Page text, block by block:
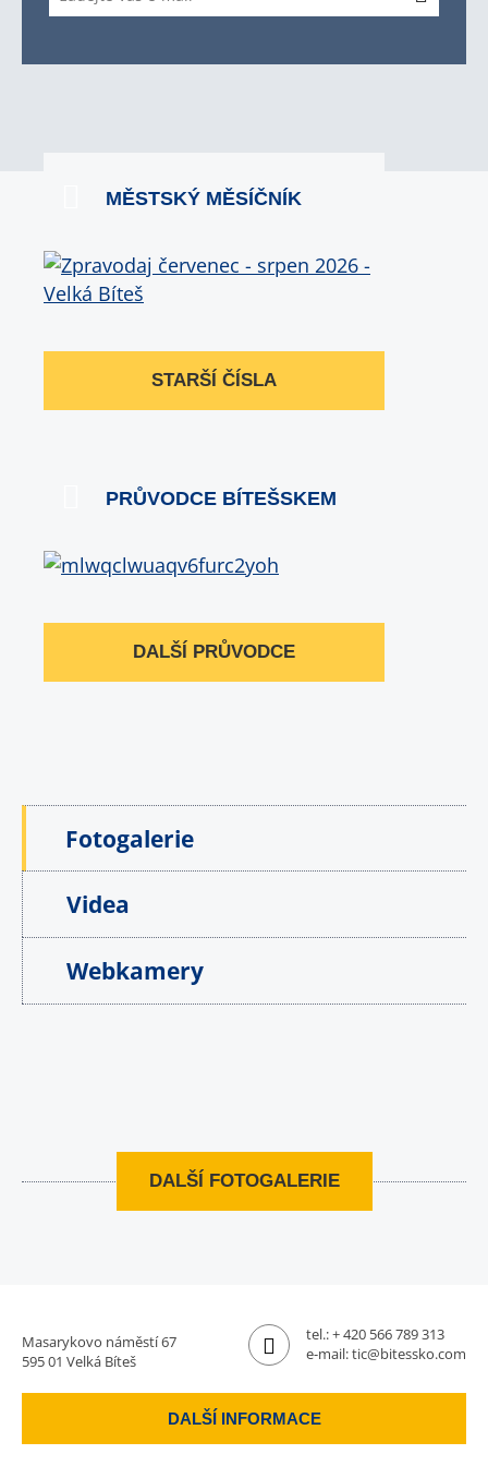
MĚSTSKÝ MĚSÍČNÍK
STARŠÍ ČÍSLA
PRŮVODCE BÍTEŠSKEM
DALŠÍ PRŮVODCE
Fotogalerie
Videa
Webkamery
DALŠÍ FOTOGALERIE
Masarykovo náměstí 67
595 01 Velká Bíteš
tel.:+ 420 566 789 313
e-mail:tic@bitessko.com
DALŠÍ INFORMACE